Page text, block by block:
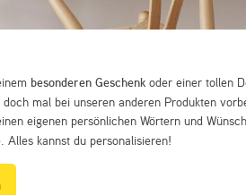
besonderen Geschenk oder einer tollen
doch mal bei unseren anderen Produkten
eigenen persönlichen Wörtern und
Alles kannst du personalisieren!